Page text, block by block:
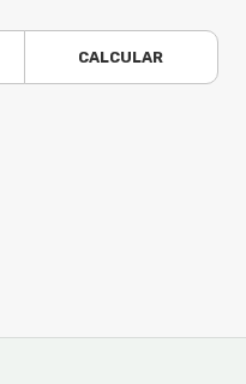
CALCULAR